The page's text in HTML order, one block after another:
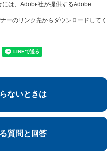
には、Adobe社が提供するAdobe
ーのリンク先からダウンロードしてく
ないときは
質問と回答